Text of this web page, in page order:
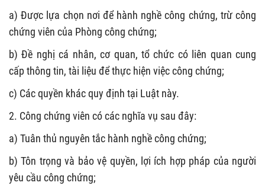
a) Được lựa chọn nơi để hành nghề công chứng, trừ công
chứng viên của Phòng công chứng;
b) Đề nghị cá nhân, cơ quan, tổ chức có liên quan cung
cấp thông tin, tài liệu để thực hiện việc công chứng;
c) Các quyền khác quy định tại Luật này.
2. Công chứng viên có các nghĩa vụ sau đây:
a) Tuân thủ nguyên tắc hành nghề công chứng;
b) Tôn trọng và bảo vệ quyền, lợi ích hợp pháp của người
yêu cầu công chứng;